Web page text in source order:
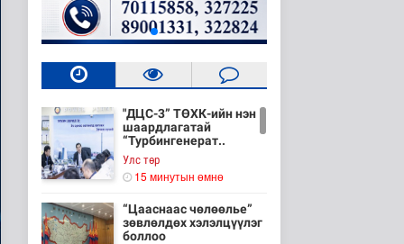
"ДЦС-3” ТӨХК-ийн нэн
шаардлагатай
“Турбингенерат..
Улс төр
15 минутын өмнө
“Цааснаас чөлөөлье”
зөвлөлдөх хэлэлцүүлэг
боллоо